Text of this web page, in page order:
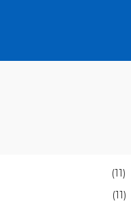
(11)
(11)